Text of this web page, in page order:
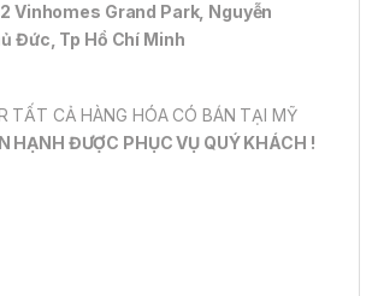
Vinhomes Grand Park, Nguyễn
Đức, Tp Hồ Chí Minh
TẤT CẢ HÀNG HÓA CÓ BÁN TẠI MỸ
HẠNH ĐƯỢC PHỤC VỤ QUÝ KHÁCH !